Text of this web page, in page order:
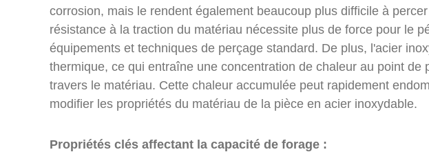
corrosion, mais le rendent également beaucoup plus difficile à
résistance à la traction du matériau nécessite plus de force pour le
équipements et techniques de perçage standard. De plus, l'acier
thermique, ce qui entraîne une concentration de chaleur au point de
travers le matériau. Cette chaleur accumulée peut rapidement
modifier les propriétés du matériau de la pièce en acier inoxydable.
Propriétés clés affectant la capacité de forage :